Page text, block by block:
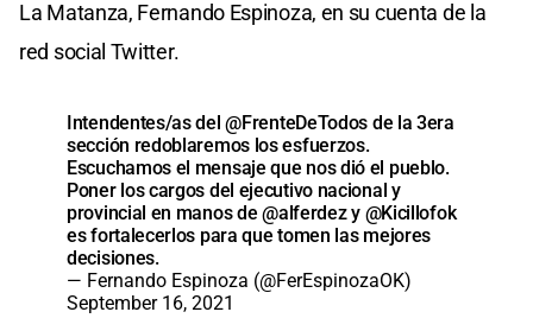
La Matanza, Fernando Espinoza, en su cuenta de la
red social Twitter.
Intendentes/as del@FrenteDeTodos de la 3era
sección redoblaremos los esfuerzos.
Escuchamos el mensaje que nos dió el pueblo.
Poner los cargos del ejecutivo nacional y
provincial en manos de@alferdezy @Kicillofok
es fortalecerlos para que tomen las mejores
decisiones.
— Fernando Espinoza (@FerEspinozaOK)
September 16, 2021